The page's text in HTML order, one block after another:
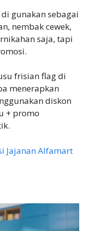
gunakan sebagai
nembak cewek,
saja, tapi
frisian flag di
menerapkan
diskon
+ promo
Jajanan Alfamart